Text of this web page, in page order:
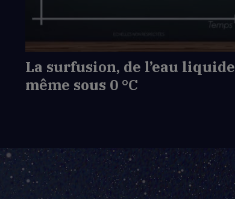
sous
La surfusion, de l’eau liquide
même sous 0 °C